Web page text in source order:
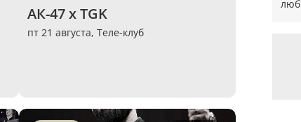
АК-47 х TGK
пт 21 августа, Теле-клуб
люб